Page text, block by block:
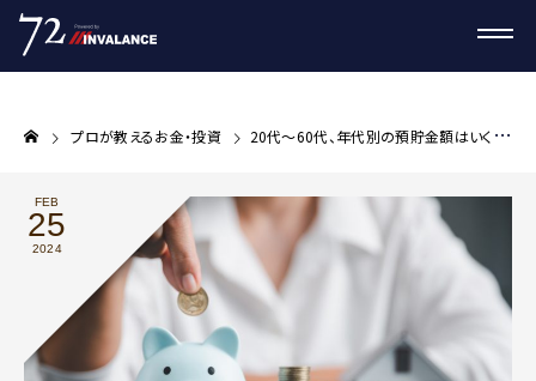
プロが教えるお金・投資 20代〜60代、年代別の預貯金額はいくら？
FEB
25
2024